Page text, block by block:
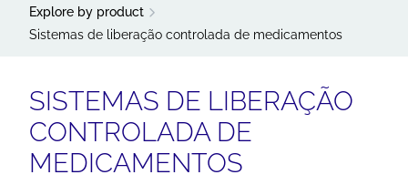
Explore by product
Sistemas de liberação controlada de medicamentos
SISTEMAS DE LIBERAÇÃO
CONTROLADA DE
MEDICAMENTOS